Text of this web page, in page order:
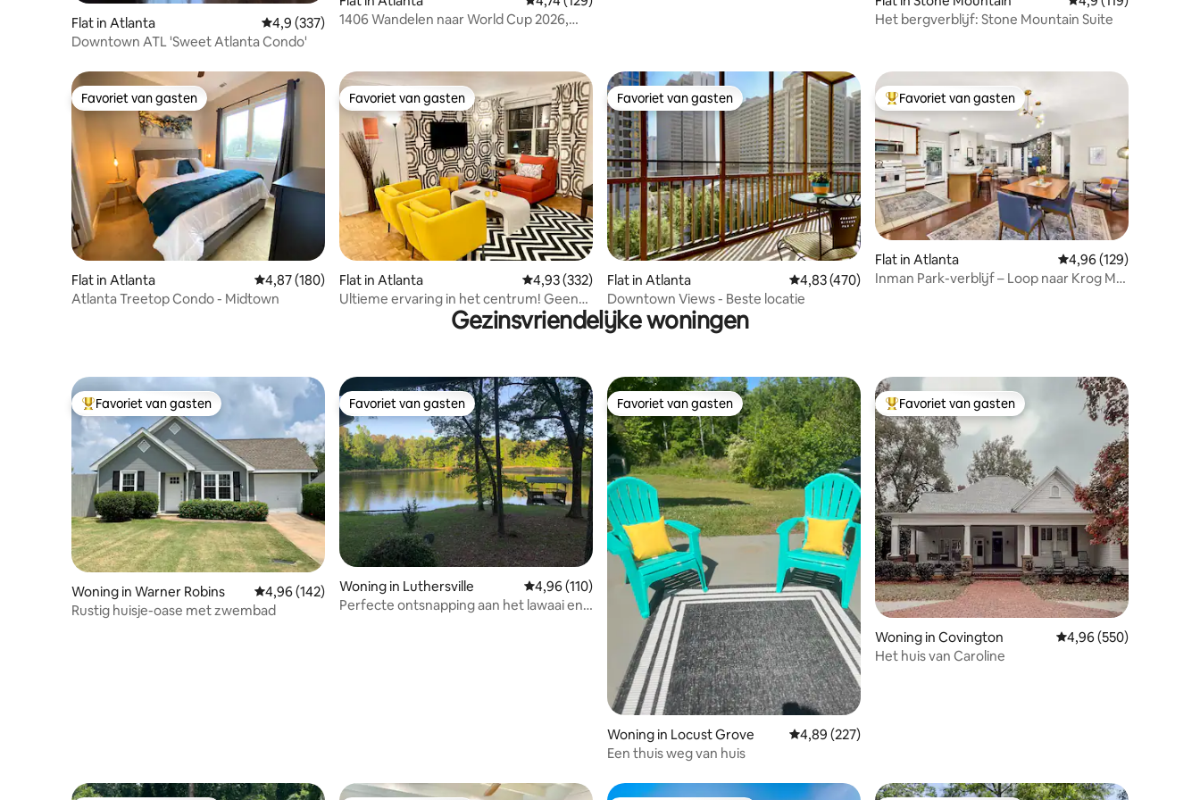
Flat in Atlanta Gemiddelde beoordeling van 4,9 op 5, 337 recensies
4,9 (337)
Downtown ATL 'Sweet Atlanta Condo'
1406 Wandelen naar World Cup 2026,
Het bergverblijf: Stone Mountain Suite
Favoriet van gasten
Favoriet van gasten
Flat in Atlanta Gemiddelde beoordeling van 4,87 op 5, 180 recensies
4,87 (180)
Atlanta Treetop Condo - Midtown
Favoriet van gasten
Favoriet van gasten
Flat in Atlanta Gemiddelde beoordeling van 4,93 op 5, 332 recensies
4,93 (332)
Ultieme ervaring in het centrum! Geen
Favoriet van gasten
Favoriet van gasten
Flat in Atlanta Gemiddelde beoordeling van 4,83 op 5, 470 recensies
4,83 (470)
Downtown Views - Beste locatie
Topfavoriet van gasten
Favoriet van gasten
Flat in Atlanta Gemiddelde
4,96 (129)
Inman Park-verblijf – Loop naar Krog Mkt
Gezinsvriendelijke woningen
Topfavoriet van gasten
Favoriet van gasten
Woning in Warner Robins Gemiddelde beoordeling van 4,96 op 5, 142 recensies
4,96 (142)
Rustig huisje-oase met zwembad
Favoriet van gasten
Favoriet van gasten
Woning in Luthersville Gemiddelde beoordeling van 4,96 op 5, 110 recensies
4,96 (110)
Perfecte ontsnapping aan het lawaai en
Favoriet van gasten
Favoriet van gasten
Woning in Locust Grove Gemiddelde beoordeling van 4,89 op 5, 227 recensies
4,89 (227)
Een thuis weg van huis
Topfavoriet van gasten
Favoriet van gasten
Woning in Covington Gemiddelde
4,96 (550)
Het huis van Caroline